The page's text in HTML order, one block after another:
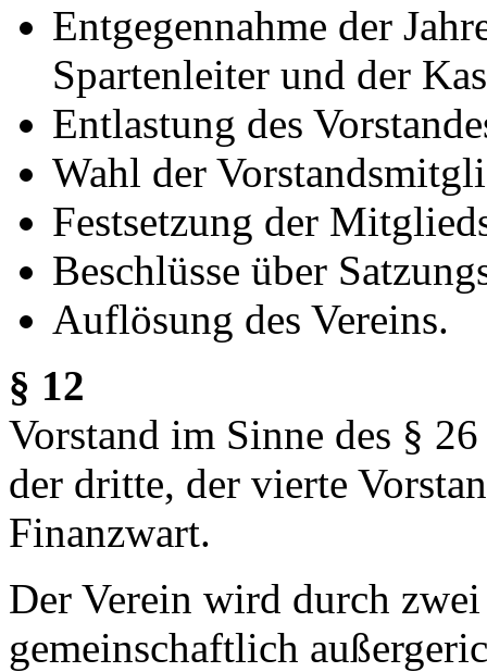
Entgegennahme der
Spartenleiter und der
Entlastung des
Wahl der
Festsetzung der
Beschlüsse über
Auflösung des Vereins.
§ 12
Vorstand im Sinne des §
der dritte, der vierte
Finanzwart.
Der Verein wird durch
gemeinschaftlich